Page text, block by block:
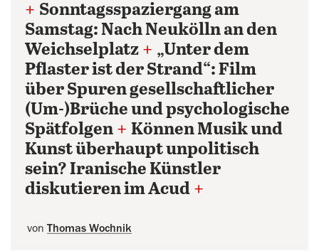
+ Sonntagsspaziergang am
Samstag: Nach Neukölln an den
Weichselplatz + „Unter dem
Pflaster ist der Strand“: Film
über Spuren gesellschaftlicher
(Um-)Brüche und psychologische
Spätfolgen + Können Musik und
Kunst überhaupt unpolitisch
sein? Iranische Künstler
diskutieren im Acud +
von Thomas Wochnik